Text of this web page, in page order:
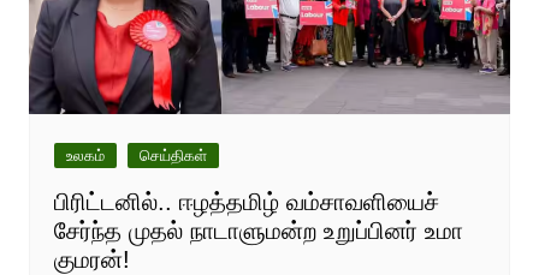
உலகம் செய்திகள்
பிரிட்டனில்.. ஈழத்தமிழ் வம்சாவளியைச்
சேர்ந்த முதல் நாடாளுமன்ற உறுப்பினர் உமா
குமரன்!